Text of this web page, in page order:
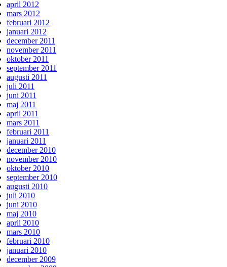
april 2012
mars 2012
februari 2012
januari 2012
december 2011
november 2011
oktober 2011
september 2011
augusti 2011
juli 2011
juni 2011
maj 2011
april 2011
mars 2011
februari 2011
januari 2011
december 2010
november 2010
oktober 2010
september 2010
augusti 2010
juli 2010
juni 2010
maj 2010
april 2010
mars 2010
februari 2010
januari 2010
december 2009